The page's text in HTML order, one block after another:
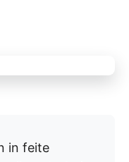
in feite